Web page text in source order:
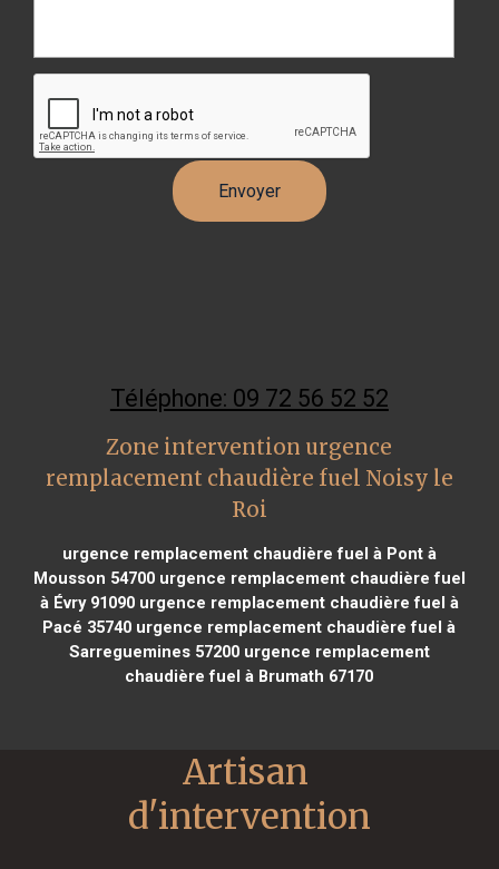
Téléphone: 09 72 56 52 52
Zone intervention urgence
remplacement chaudière fuel Noisy le
Roi
urgence remplacement chaudière fuel à Pont à
Mousson 54700urgence remplacement chaudière fuel
à Évry 91090urgence remplacement chaudière fuel à
Pacé 35740 urgence remplacement chaudière fuel à
Sarreguemines 57200urgence remplacement
chaudière fuel à Brumath 67170
Artisan
d'intervention